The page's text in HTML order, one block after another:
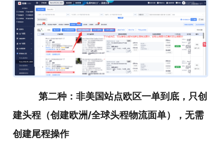
第二种：非美国站点欧区一单到底，只创
建头程（创建欧洲/全球头程物流面单），无需
创建尾程操作